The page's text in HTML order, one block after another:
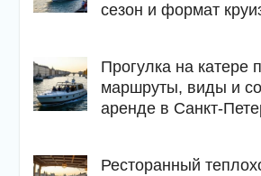
сезон и формат
Прогулка на катере
маршруты, виды и
аренде в Санкт-
Ресторанный